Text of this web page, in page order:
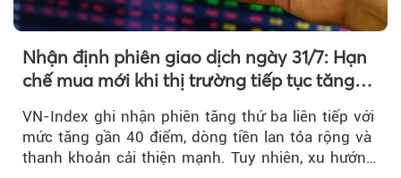
Nhận định phiên giao dịch ngày 31/7: Hạn
chế mua mới khi thị trường tiếp tục tăng
VN-Index ghi nhận phiên tăng thứ ba liên tiếp với
mức tăng gần 40 điểm, dòng tiền lan tỏa rộng và
thanh khoản cải thiện mạnh. Tuy nhiên, xu hướng